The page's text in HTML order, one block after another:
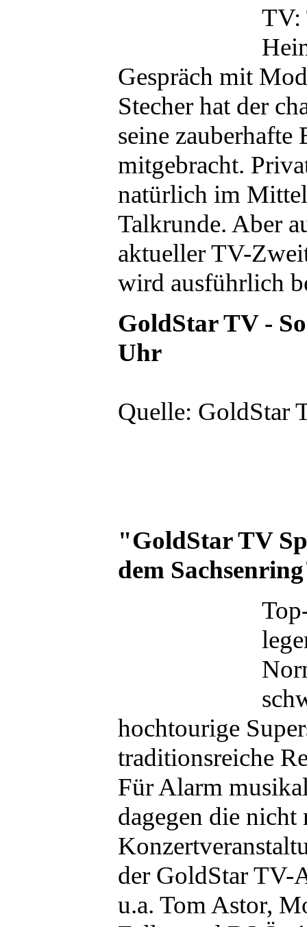
TV:
Gespräch mit
Stecher hat der
seine
mitgebracht.
natürlich im
Talkrunde. Aber
aktueller TV-
wird ausführlich
GoldStar TV -
Uhr
Quelle: GoldStar
"GoldStar TV
dem
hochtourige
traditionsreiche
Für Alarm
dagegen die
der GoldStar TV-
u.a. Tom Astor,